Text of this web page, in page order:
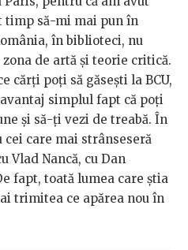
timp să-mi mai pun în
în biblioteci, nu
de artă și teorie critică.
cărți poți să găsești la BCU,
simplul fapt că poți
și să-ți vezi de treabă. În
cei care mai strânseseră
Vlad Nancă, cu Dan
fapt, toată lumea care știa
trimitea ce apărea nou în